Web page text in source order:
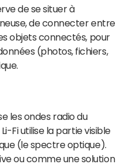
de se situer à
de connecter entre
objets connectés, pour
(photos, fichiers,
les ondes radio du
Fi utilise la partie visible
(le spectre optique).
ou comme une solution